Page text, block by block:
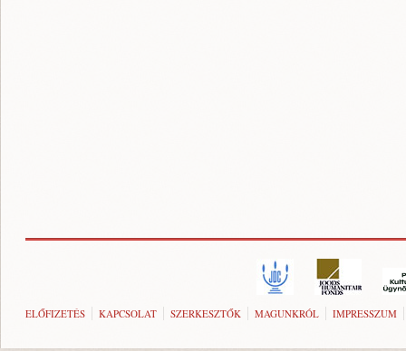
ELŐFIZETÉS KAPCSOLAT SZERKESZTŐK MAGUNKRÓL IMPRESSZUM